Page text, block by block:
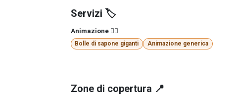
Servizi 🏷️
Animazione 🤹‍♂️
Bolle di sapone giganti Animazione generica
Zone di copertura 📍